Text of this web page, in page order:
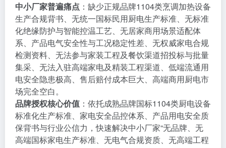
中小厂家普遍痛点 ：缺少正规品牌1104类烹调加热设备
生产合规背书、无统一国标民用厨电生产标准、无标准
化绝缘防护与智能控温工艺、无居家商用场景适配体
系、产品电气安全性与工况稳定性差、无权威家电合规
检测资料、无法参与家装工程及餐饮渠道招投标与批量
集采、无法入驻高端家电及精装工程渠道、低端流通用
电安全隐患极高、售后赔付成本巨大、高端商用厨电市
场完全空白。
品牌授权核心价值 ：依托成熟品牌国标1104类厨电设备
标准化生产标准、家电安全品控体系、产品用电安全质
保背书与行业公信力，快速解决中小厂家“无品牌、无
高端国标家电生产标准、无电气合规资质、无高端工程